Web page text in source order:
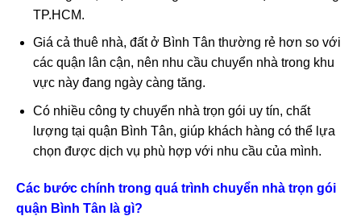
TP.HCM.
Giá cả thuê nhà, đất ở Bình Tân thường rẻ hơn so với
các quận lân cận, nên nhu cầu chuyển nhà trong khu
vực này đang ngày càng tăng.
Có nhiều công ty chuyển nhà trọn gói uy tín, chất
lượng tại quận Bình Tân, giúp khách hàng có thể lựa
chọn được dịch vụ phù hợp với nhu cầu của mình.
Các bước chính trong quá trình chuyển nhà trọn gói
quận Bình Tân là gì?